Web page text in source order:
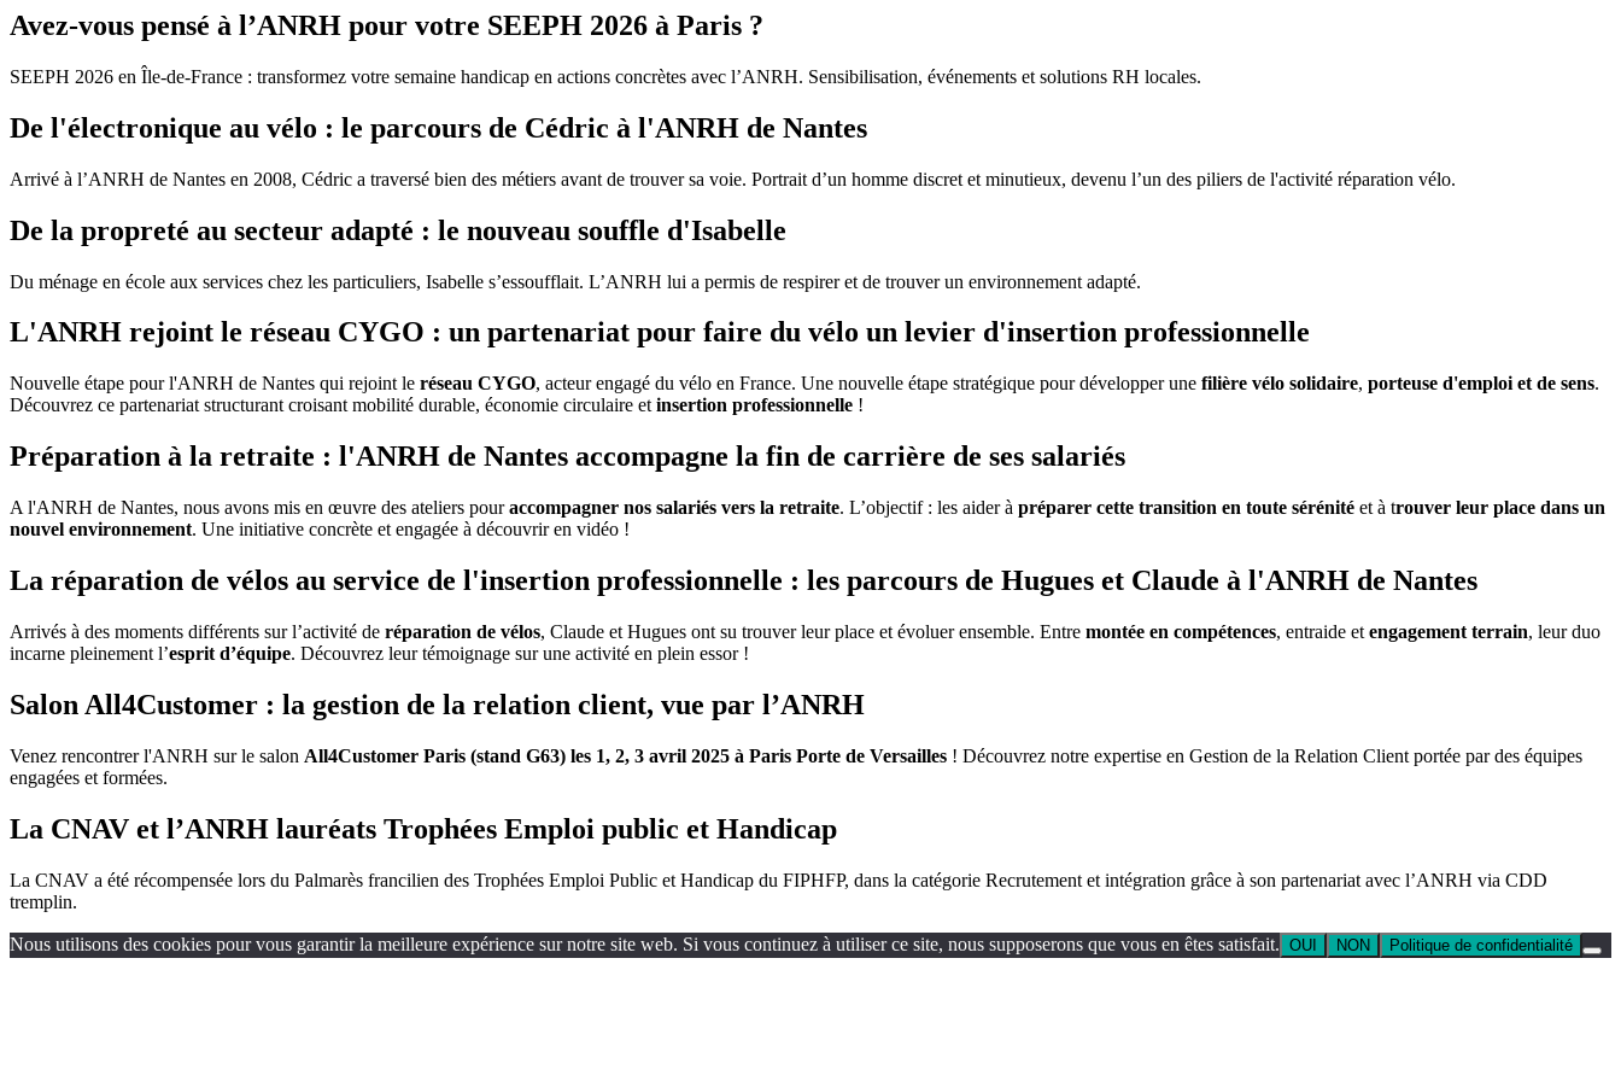
Avez-vous pensé à l’ANRH pour votre SEEPH 2026 à Paris ?
SEEPH 2026 en Île-de-France : transformez votre semaine handicap en actions concrètes avec l’ANRH. Sensibilisation, événements et solutions RH locales.
De l'électronique au vélo : le parcours de Cédric à l'ANRH de Nantes
Arrivé à l’ANRH de Nantes en 2008, Cédric a traversé bien des métiers avant de trouver sa voie. Portrait d’un homme discret et minutieux, devenu l’un des piliers de l'activité réparation vélo.
De la propreté au secteur adapté : le nouveau souffle d'Isabelle
Du ménage en école aux services chez les particuliers, Isabelle s’essoufflait. L’ANRH lui a permis de respirer et de trouver un environnement adapté.
L'ANRH rejoint le réseau CYGO : un partenariat pour faire du vélo un levier d'insertion professionnelle
Nouvelle étape pour l'ANRH de Nantes qui rejoint le réseau CYGO, acteur engagé du vélo en France. Une nouvelle étape stratégique pour développer une filière vélo solidaire, porteuse d'emploi et de sens.
Découvrez ce partenariat structurant croisant mobilité durable, économie circulaire et insertion professionnelle !
Préparation à la retraite : l'ANRH de Nantes accompagne la fin de carrière de ses salariés
A l'ANRH de Nantes, nous avons mis en œuvre des ateliers pouraccompagner nos salariés vers la retraite. L’objectif : les aider à préparer cette transition en toute sérénité et à trouver leur place dans un
nouvel environnement. Une initiative concrète et engagée à découvrir en vidéo !
La réparation de vélos au service de l'insertion professionnelle : les parcours de Hugues et Claude à l'ANRH de Nantes
Arrivés à des moments différents sur l’activité de réparation de vélos, Claude et Hugues ont su trouver leur place et évoluer ensemble. Entre montée en compétences, entraide et engagement terrain, leur duo
incarne pleinement l’esprit d’équipe. Découvrez leur témoignage sur une activité en plein essor !
Salon All4Customer : la gestion de la relation client, vue par l’ANRH
Venez rencontrer l'ANRH sur le salon All4Customer Paris (stand G63) les 1, 2, 3 avril 2025 à Paris Porte de Versailles ! Découvrez notre expertise en Gestion de la Relation Client portée par des équipes
engagées et formées.
La CNAV et l’ANRH lauréats Trophées Emploi public et Handicap
La CNAV a été récompensée lors du Palmarès francilien des Trophées Emploi Public et Handicap du FIPHFP, dans la catégorie Recrutement et intégration grâce à son partenariat avec l’ANRH via CDD
tremplin.
Nous utilisons des cookies pour vous garantir la meilleure expérience sur notre site web. Si vous continuez à utiliser ce site, nous supposerons que vous en êtes satisfait. OUI NON Politique de confidentialité